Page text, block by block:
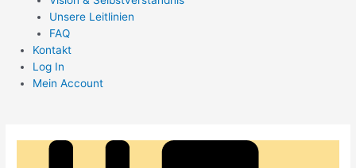
Unsere Leitlinien
FAQ
Kontakt
Log In
Mein Account